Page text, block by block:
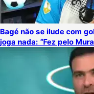
Bagé não se ilude com
joga nada: “Fez pelo